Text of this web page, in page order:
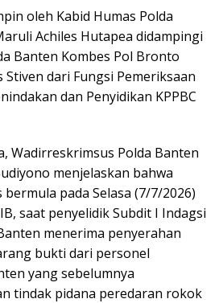
oleh Kabid Humas Polda
Achiles Hutapea didampingi
Banten Kombes Pol Bronto
Stiven dari Fungsi Pemeriksaan
dan Penyidikan KPPBC
Wadirreskrimsus Polda Banten
menjelaskan bahwa
pada Selasa (7/7/2026)
saat penyelidik Subdit I Indagsi
menerima penyerahan
bukti dari personel
yang sebelumnya
tindak pidana peredaran rokok